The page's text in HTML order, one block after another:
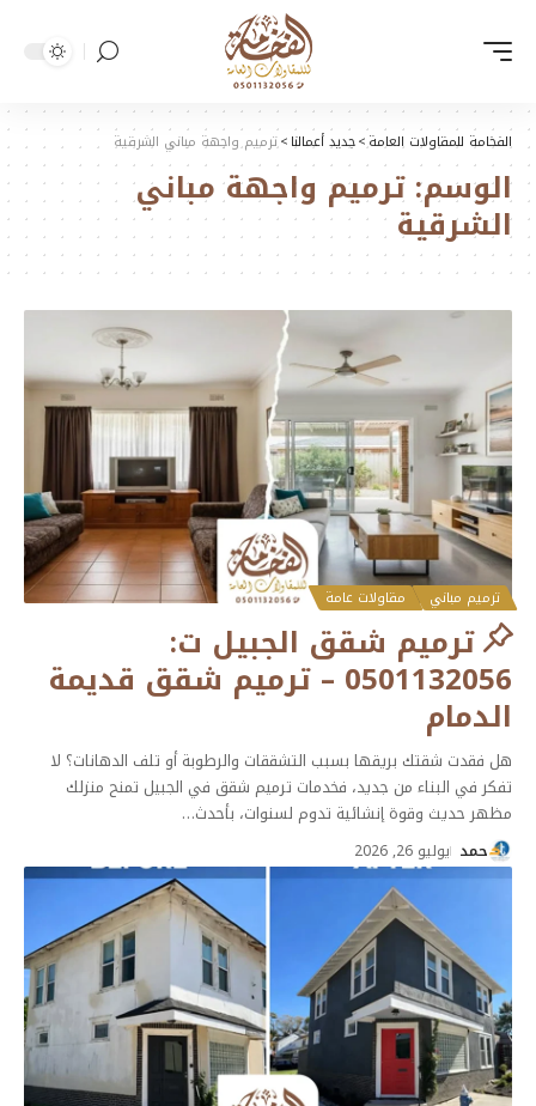
الفخامة للمقاولات العامة>جديد أعمالنا>ترميم واجهة مباني الشرقية
الوسم:ترميم واجهة مباني
الشرقية
ترميم مباني مقاولات عامة
ترميم شقق الجبيل ت:
0501132056 – ترميم شقق قديمة
الدمام
هل فقدت شقتك بريقها بسبب التشققات والرطوبة أو تلف الدهانات؟ لا
تفكر في البناء من جديد، فخدمات ترميم شقق في الجبيل تمنح منزلك
مظهر حديث وقوة إنشائية تدوم لسنوات، بأحدث…
حمد يوليو 26, 2026